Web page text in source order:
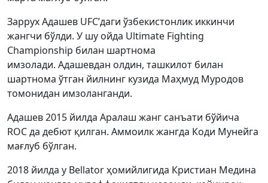
Заррух Адашев UFC’даги ўзбекистонлик иккинчи
жангчи бўлди. У шу ойда Ultimate Fighting
Championship билан шартнома
имзолади. Адашевдан олдин, ташкилот билан
шартнома ўтган йилнинг кузида Маҳмуд Муродов
томонидан имзоланганди.
Адашев 2015 йилда Аралаш жанг санъати бўйича
ROC да дебют қилган. Аммоилк жангда Коди Мунейга
мағлуб бўлган.
2018 йилда у Bellator ҳомийлигида Кристиан Медина